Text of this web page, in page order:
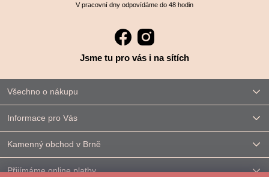
V pracovní dny odpovídáme do 48 hodin
Jsme tu pro vás i na sítích
Všechno o nákupu
Informace pro Vás
Kamenný obchod v Brně
Přijímáme online platby